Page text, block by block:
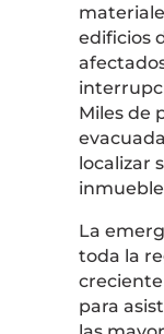
edificios
Miles de
localizar
La
toda la
para